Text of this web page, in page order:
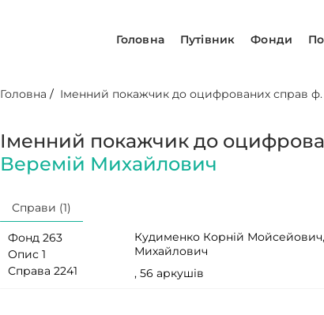
Головна Путівник Фонди
Головна / Іменний покажчик до оцифрованих справ ф.
Іменний покажчик до
Веремій Михайлович
Справи (1)
Фонд 263
Опис 1
Справа 2241
Кудименко Корній
Михайлович
, 56 аркушів